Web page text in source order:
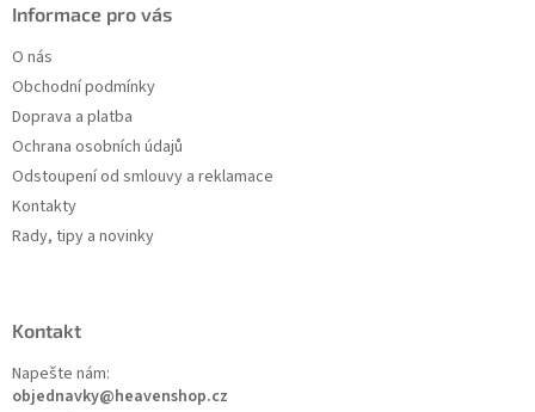
Informace pro vás
O nás
Obchodní podmínky
Doprava a platba
Ochrana osobních údajů
Odstoupení od smlouvy a reklamace
Kontakty
Rady, tipy a novinky
Kontakt
Napešte nám:
objednavky@heavenshop.cz